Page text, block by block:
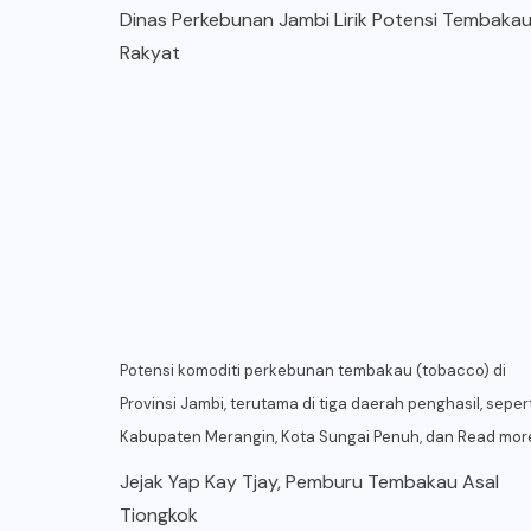
Dinas Perkebunan Jambi Lirik Potensi Tembakau
Rakyat
Potensi komoditi perkebunan tembakau (tobacco) di
Provinsi Jambi, terutama di tiga daerah penghasil,
Kabupaten Merangin, Kota Sungai Penuh, dan Read
Jejak Yap Kay Tjay, Pemburu Tembakau Asal
Tiongkok